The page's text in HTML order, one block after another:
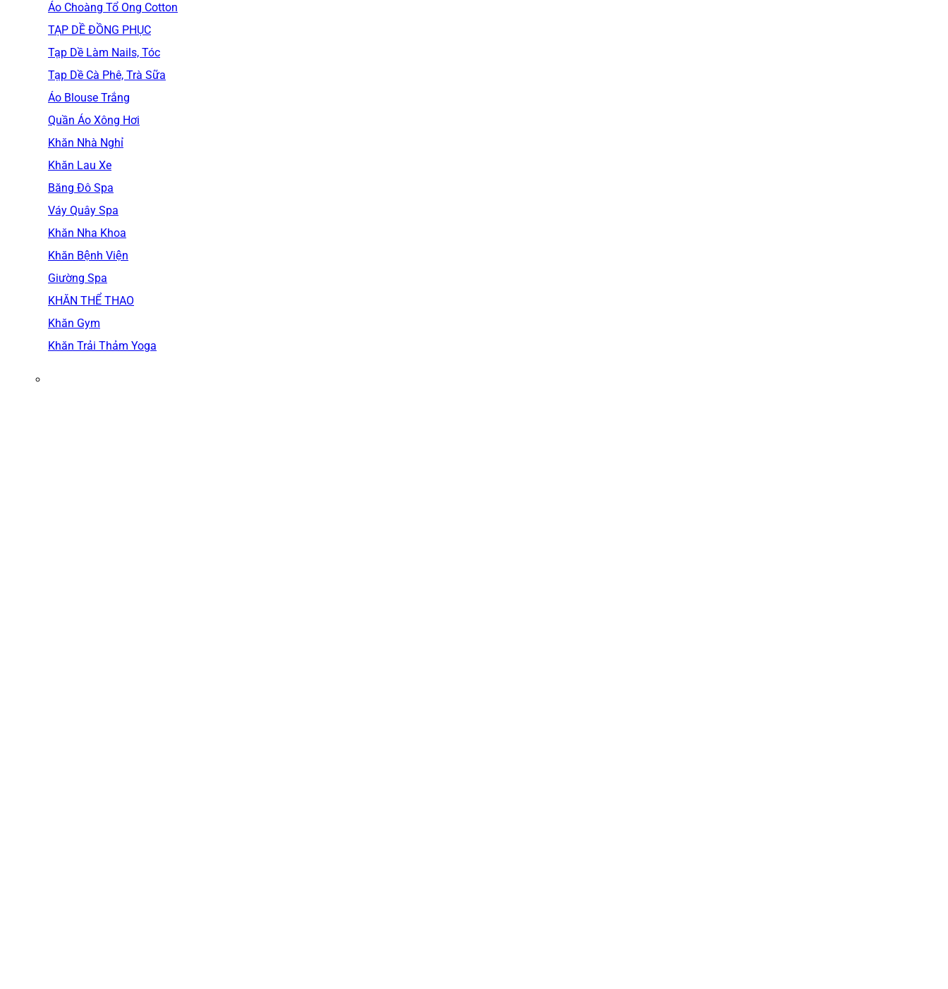
Áo Choàng Tổ Ong Cotton
TẠP DỀ ĐỒNG PHỤC
Tạp Dề Làm Nails, Tóc
Tạp Dề Cà Phê, Trà Sữa
Áo Blouse Trắng
Quần Áo Xông Hơi
Khăn Nhà Nghỉ
Khăn Lau Xe
Băng Đô Spa
Váy Quây Spa
Khăn Nha Khoa
Khăn Bệnh Viện
Giường Spa
KHĂN THỂ THAO
Khăn Gym
Khăn Trải Thảm Yoga